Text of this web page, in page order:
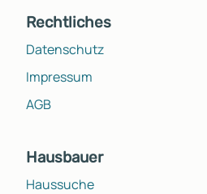
Rechtliches
Datenschutz
Impressum
AGB
Hausbauer
Haussuche